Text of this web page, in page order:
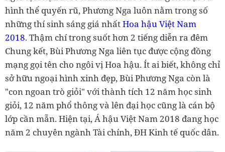
hình thể quyến rũ, Phương Nga luôn nằm trong số
những thí sinh sáng giá nhấtHoa hậu Việt Nam
2018. Thậm chí trong suốt hơn 2 tiếng diễn ra đêm
Chung kết, Bùi Phương Nga liên tục được cộng đồng
mạng gọi tên cho ngôi vị Hoa hậu. Ít ai biết, không chỉ
sở hữu ngoại hình xinh đẹp, Bùi Phương Nga còn là
"con ngoan trò giỏi" với thành tích 12 năm học sinh
giỏi, 12 năm phổ thông và lên đại học cũng là cán bộ
lớp cần mẫn. Hiện tại, Á hậu Việt Nam 2018 đang học
năm 2 chuyên ngành Tài chính, ĐH Kinh tế quốc dân.